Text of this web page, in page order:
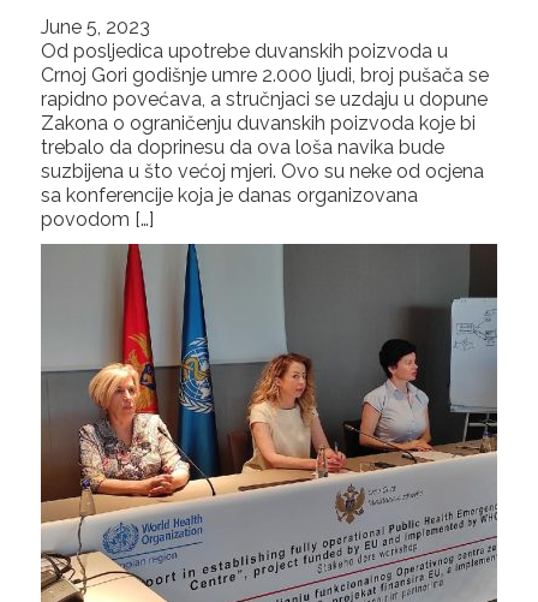
June 5, 2023
Od posljedica upotrebe duvanskih poizvoda u
Crnoj Gori godišnje umre 2.000 ljudi, broj pušača se
rapidno povećava, a stručnjaci se uzdaju u dopune
Zakona o ograničenju duvanskih poizvoda koje bi
trebalo da doprinesu da ova loša navika bude
suzbijena u što većoj mjeri. Ovo su neke od ocjena
sa konferencije koja je danas organizovana
povodom […]